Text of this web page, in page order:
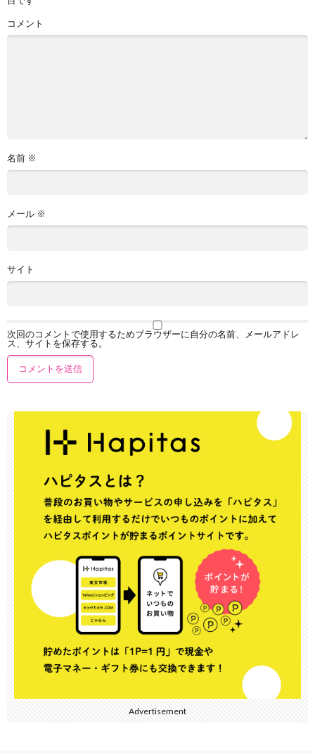
コメント
名前 ※
メール ※
サイト
次回のコメントで使用するためブラウザーに自分の名前、メールアドレ
ス、サイトを保存する。
Advertisement